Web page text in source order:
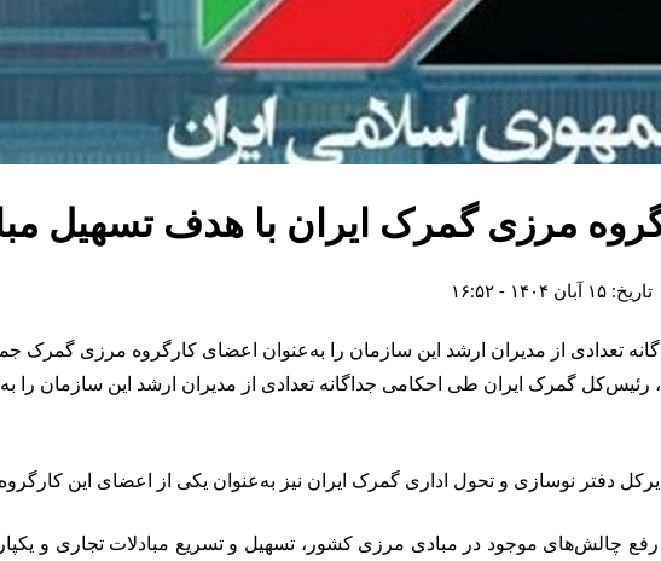
مرزی گمرک ایران با هدف تسهیل
تعدادی از مدیران ارشد این سازمان را به‌عنوان اعضای کارگروه مرزی گمرک
گمرک ایران طی احکامی جداگانه تعدادی از مدیران ارشد این سازمان
دفتر نوسازی و تحول اداری گمرک ایران نیز به‌عنوان یکی از اعضای این
چالش‌های موجود در مبادی مرزی کشور، تسهیل و تسریع مبادلات تجاری و